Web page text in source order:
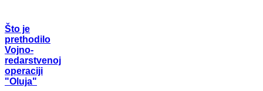
Što je
prethodilo
Vojno-
redarstvenoj
operaciji
"Oluja"